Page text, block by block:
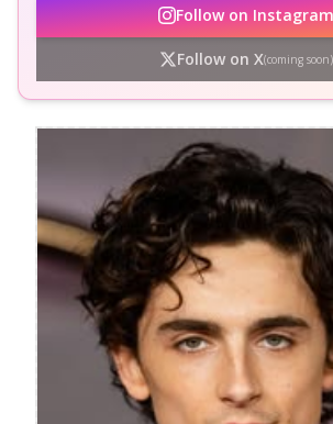
Follow on Instagram
Follow on X(coming soon)